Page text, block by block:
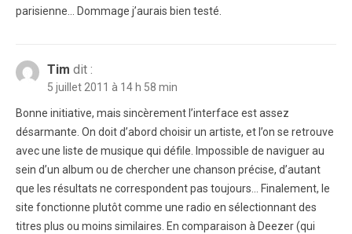
parisienne… Dommage j’aurais bien testé.
Tim dit :
5 juillet 2011 à 14 h 58 min
Bonne initiative, mais sincèrement l’interface est assez
désarmante. On doit d’abord choisir un artiste, et l’on se retrouve
avec une liste de musique qui défile. Impossible de naviguer au
sein d’un album ou de chercher une chanson précise, d’autant
que les résultats ne correspondent pas toujours… Finalement, le
site fonctionne plutôt comme une radio en sélectionnant des
titres plus ou moins similaires. En comparaison à Deezer (qui